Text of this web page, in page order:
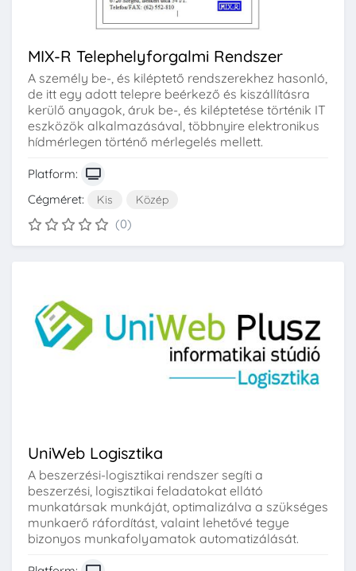
MIX-R Telephelyforgalmi Rendszer
A személy be-, és kiléptető rendszerekhez hasonló,
de itt egy adott telepre beérkező és kiszállításra
kerülő anyagok, áruk be-, és kiléptetése történik IT
eszközök alkalmazásával, többnyire elektronikus
hídmérlegen történő mérlegelés mellett.
Platform:
Cégméret:
Kis Közép
(0)
UniWeb Logisztika
A beszerzési-logisztikai rendszer segíti a
beszerzési, logisztikai feladatokat ellátó
munkatársak munkáját, optimalizálva a szükséges
munkaerő ráfordítást, valaint lehetővé tegye
bizonyos munkafolyamatok automatizálását.